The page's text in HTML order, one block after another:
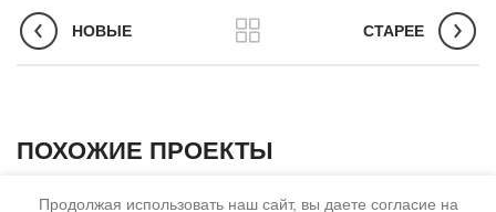
НОВЫЕ СТАРЕЕ
ПОХОЖИЕ ПРОЕКТЫ
Продолжая использовать наш сайт, вы даете согласие на